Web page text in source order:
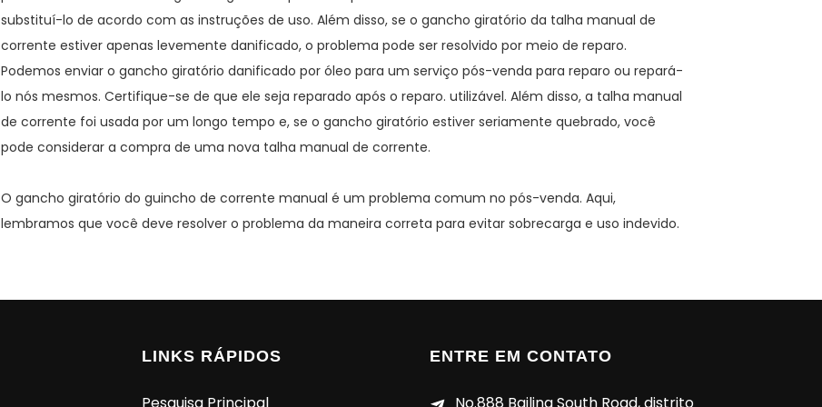
substituí-lo de acordo com as instruções de uso. Além disso, se o gancho giratório da talha manual de
corrente estiver apenas levemente danificado, o problema pode ser resolvido por meio de reparo.
Podemos enviar o gancho giratório danificado por óleo para um serviço pós-venda para reparo ou repará-
lo nós mesmos. Certifique-se de que ele seja reparado após o reparo. utilizável. Além disso, a talha manual
de corrente foi usada por um longo tempo e, se o gancho giratório estiver seriamente quebrado, você
pode considerar a compra de uma nova talha manual de corrente.
O gancho giratório do guincho de corrente manual é um problema comum no pós-venda. Aqui,
lembramos que você deve resolver o problema da maneira correta para evitar sobrecarga e uso indevido.
LINKS RÁPIDOS ENTRE EM CONTATO